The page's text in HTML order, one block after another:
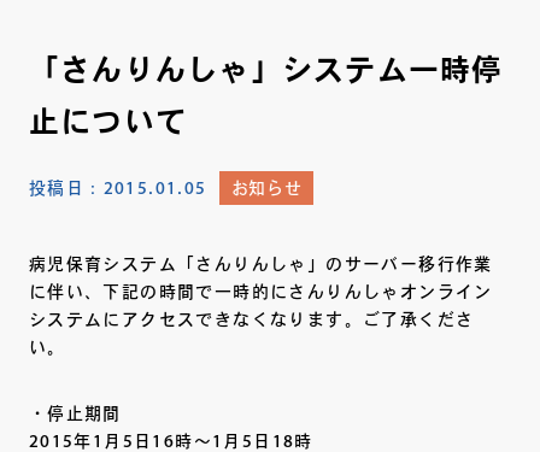
「さんりんしゃ」システム一時停
止について
投稿日： 2015.01.05 お知らせ
病児保育システム「さんりんしゃ」のサーバー移行作業
に伴い、下記の時間で一時的にさんりんしゃオンライン
システムにアクセスできなくなります。ご了承くださ
い。
・停止期間
2015年1月5日16時～1月5日18時